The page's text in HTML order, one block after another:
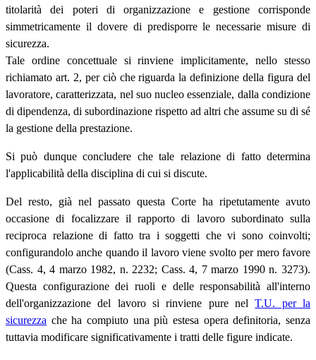
titolarità dei poteri di organizzazione e gestione corrisponde
simmetricamente il dovere di predisporre le necessarie misure di
sicurezza.
Tale ordine concettuale si rinviene implicitamente, nello stesso
richiamato art. 2, per ciò che riguarda la definizione della figura del
lavoratore, caratterizzata, nel suo nucleo essenziale, dalla condizione
di dipendenza, di subordinazione rispetto ad altri che assume su di sé
la gestione della prestazione.
Si può dunque concludere che tale relazione di fatto determina
l'applicabilità della disciplina di cui si discute.
Del resto, già nel passato questa Corte ha ripetutamente avuto
occasione di focalizzare il rapporto di lavoro subordinato sulla
reciproca relazione di fatto tra i soggetti che vi sono coinvolti;
configurandolo anche quando il lavoro viene svolto per mero favore
(Cass. 4, 4 marzo 1982, n. 2232; Cass. 4, 7 marzo 1990 n. 3273).
Questa configurazione dei ruoli e delle responsabilità all'interno
dell'organizzazione del lavoro si rinviene pure nelT.U. per la
sicurezza che ha compiuto una più estesa opera definitoria, senza
tuttavia modificare significativamente i tratti delle figure indicate.